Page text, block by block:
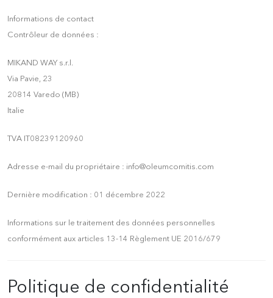
Informations de contact
Contrôleur de données :
MIKAND WAY s.r.l.
Via Pavie, 23
20814 Varedo (MB)
Italie
TVA IT08239120960
Adresse e-mail du propriétaire : info@oleumcomitis.com
Dernière modification : 01 décembre 2022
Informations sur le traitement des données personnelles
conformément aux articles 13-14 Règlement UE 2016/679
Politique de confidentialité